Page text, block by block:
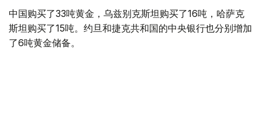
中国购买了33吨黄金，乌兹别克斯坦购买了16吨，哈萨克
斯坦购买了15吨。约旦和捷克共和国的中央银行也分别增加
了6吨黄金储备。